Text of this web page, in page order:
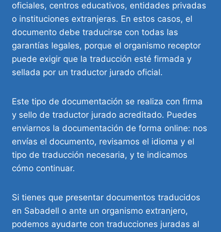
oficiales, centros educativos, entidades privadas
o instituciones extranjeras. En estos casos, el
documento debe traducirse con todas las
garantías legales, porque el organismo receptor
puede exigir que la traducción esté firmada y
sellada por un traductor jurado oficial.
Este tipo de documentación se realiza con firma
y sello de traductor jurado acreditado. Puedes
enviarnos la documentación de forma online: nos
envías el documento, revisamos el idioma y el
tipo de traducción necesaria, y te indicamos
cómo continuar.
Si tienes que presentar documentos traducidos
en Sabadell o ante un organismo extranjero,
podemos ayudarte con traducciones juradas al